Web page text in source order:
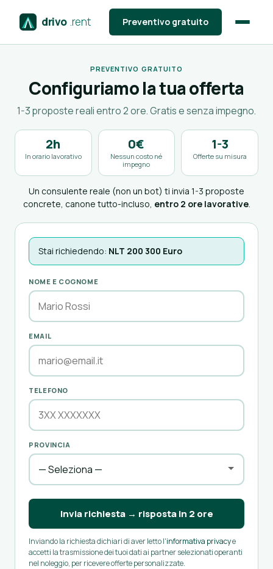
drivo .rent Preventivo gratuito
PREVENTIVO GRATUITO
Configuriamo la tua offerta
1-3 proposte reali entro 2 ore. Gratis e senza impegno.
2h
In orario lavorativo
0€
Nessun costo né
impegno
1-3
Offerte su misura
Un consulente reale (non un bot) ti invia 1-3 proposte
concrete, canone tutto-incluso, entro 2 ore lavorative.
Stai richiedendo: NLT 200 300 Euro
NOME E COGNOME
EMAIL
TELEFONO
PROVINCIA
Invia richiesta → risposta in 2 ore
Inviando la richiesta dichiari di aver letto l'informativa privacye
accetti la trasmissione dei tuoi dati ai partner selezionati operanti
nel noleggio, per ricevere offerte personalizzate.